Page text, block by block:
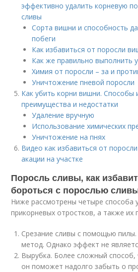
эффективно удалить корневую
сливы
Сорта вишни и способность
побеги
Как избавиться от поросли
Как же правильно выполнить
Химия от поросли – за и
Уничтожение пневой поросли
Как убить корни вишни. Способы
преимущества и недостатки
Удаление вручную
Использование химических
Уничтожение на пнях
Видео как избавиться от
акации на участке
Поросль сливы, как
бороться с порослью
Ниже рассмотрены четыре способа
прикорневых отростков, а также их
Срезание сливы с помощью пилы.
метод. Однако эффект не
Вырубка. Более сложный способ,
он поможет надолго забыть о